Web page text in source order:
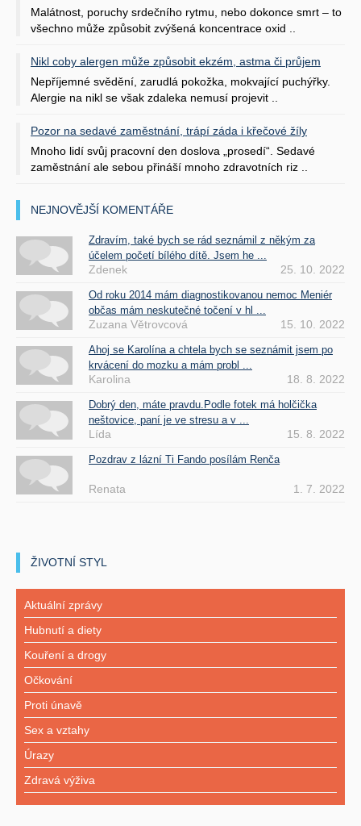
Malátnost, poruchy srdečního rytmu, nebo dokonce smrt – to
všechno může způsobit zvýšená koncentrace oxid ..
Nikl coby alergen může způsobit ekzém, astma či průjem
Nepříjemné svědění, zarudlá pokožka, mokvající puchýřky.
Alergie na nikl se však zdaleka nemusí projevit ..
Pozor na sedavé zaměstnání, trápí záda i křečové žíly
Mnoho lidí svůj pracovní den doslova „prosedí“. Sedavé
zaměstnání ale sebou přináší mnoho zdravotních riz ..
NEJNOVĚJŠÍ KOMENTÁŘE
Zdravím, také bych se rád seznámil z někým za
účelem početí bílého dítě. Jsem he ...
Zdenek 25. 10. 2022
Od roku 2014 mám diagnostikovanou nemoc Meniér
občas mám neskutečné točení v hl ...
Zuzana Větrovcová 15. 10. 2022
Ahoj se Karolína a chtela bych se seznámit jsem po
krvácení do mozku a mám probl ...
Karolina 18. 8. 2022
Dobrý den, máte pravdu.Podle fotek má holčička
neštovice, paní je ve stresu a v ...
Lída 15. 8. 2022
Pozdrav z lázní Ti Fando posílám Renča
Renata 1. 7. 2022
ŽIVOTNÍ STYL
Aktuální zprávy
Hubnutí a diety
Kouření a drogy
Očkování
Proti únavě
Sex a vztahy
Úrazy
Zdravá výživa